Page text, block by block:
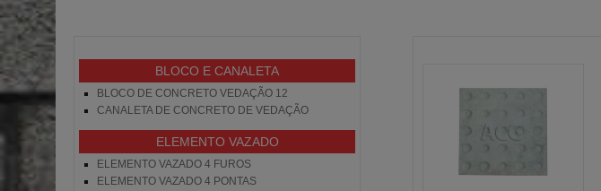
BLOCO E CANALETA
BLOCO DE CONCRETO VEDAÇÃO 12
CANALETA DE CONCRETO DE VEDAÇÃO
ELEMENTO VAZADO
ELEMENTO VAZADO 4 FUROS
ELEMENTO VAZADO 4 PONTAS